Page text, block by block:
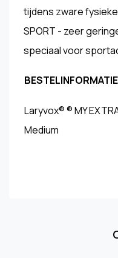
tijdens zware
SPORT - zeer
speciaal voor
BESTELINFORMATIE
Laryvox® ® MY
Medium